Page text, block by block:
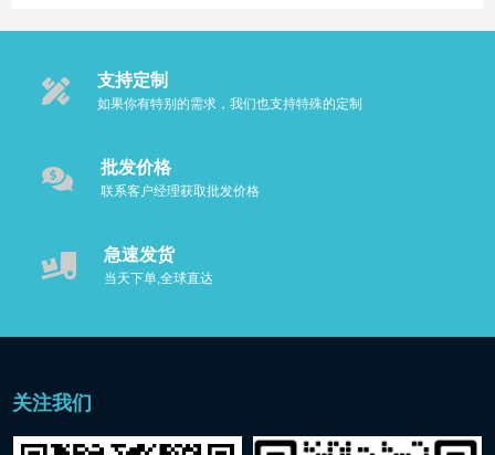
支持定制
如果你有特别的需求，我们也支持特殊的定制
批发价格
联系客户经理获取批发价格
急速发货
当天下单,全球直达
关注我们